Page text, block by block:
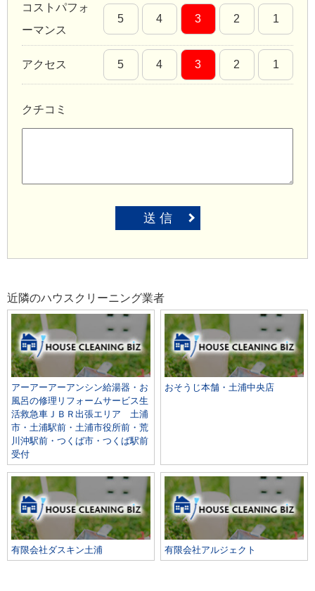
コストパフォ
ーマンス
5 4 3 2 1
アクセス 5 4 3 2 1
クチコミ
送 信
近隣のハウスクリーニング業者
アーアーアーアンシン給湯器・お
風呂の修理リフォームサービス生
活救急車ＪＢＲ出張エリア 土浦
市・土浦駅前・土浦市役所前・荒
川沖駅前・つくば市・つくば駅前
受付
おそうじ本舗・土浦中央店
有限会社ダスキン土浦 有限会社アルジェクト